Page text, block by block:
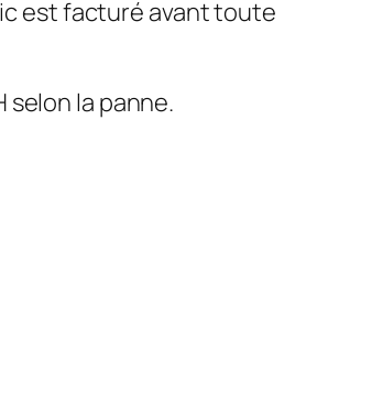
est facturé avant toute
selon la panne.